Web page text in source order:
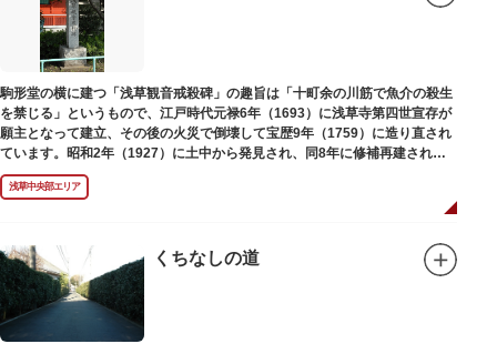
駒形堂の横に建つ「浅草観音戒殺碑」の趣旨は「十町余の川筋で魚介の殺生
を禁じる」というもので、江戸時代元禄6年（1693）に浅草寺第四世宣存が
願主となって建立、その後の火災で倒壊して宝歴9年（1759）に造り直され
ています。昭和2年（1927）に土中から発見され、同8年に修補再建された
碑がどちらのものであるかは不明です。
浅草中央部エリア
くちなしの道